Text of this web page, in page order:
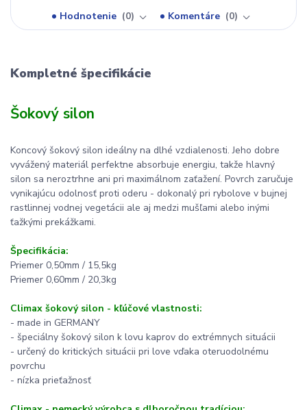
Hodnotenie
0 Komentáre 0
Kompletné špecifikácie
Šokový silon
Koncový šokový silon ideálny na dlhé vzdialenosti. Jeho dobre
vyvážený materiál perfektne absorbuje energiu, takže hlavný
silon sa neroztrhne ani pri maximálnom zaťažení. Povrch zaručuje
vynikajúcu odolnosť proti oderu - dokonalý pri rybolove v bujnej
rastlinnej vodnej vegetácii ale aj medzi mušľami alebo inými
ťažkými prekážkami.
Špecifikácia:
Priemer 0,50mm / 15,5kg
Priemer 0,60mm / 20,3kg
Climax šokový silon - kľúčové vlastnosti:
- made in GERMANY
- špeciálny šokový silon k lovu kaprov do extrémnych situácii
- určený do kritických situácii pri love vďaka oteruodolnému
povrchu
- nízka prieťažnosť